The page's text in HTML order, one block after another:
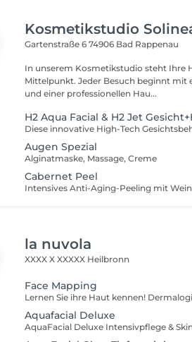
Kosmetikstudio
Gartenstraße 674906 Bad Rappenau
In unserem Kosmetikstudio steht Ihre
Mittelpunkt. Jeder Besuch beginnt mit
und einer professionellen Hau...
H2 Aqua Facial & H2 Jet
Augen Spezial
Alginatmaske, Massage, Creme
Cabernet Peel
la nuvola
XXXX XXXXXX Heilbronn
Face Mapping
Aquafacial Deluxe